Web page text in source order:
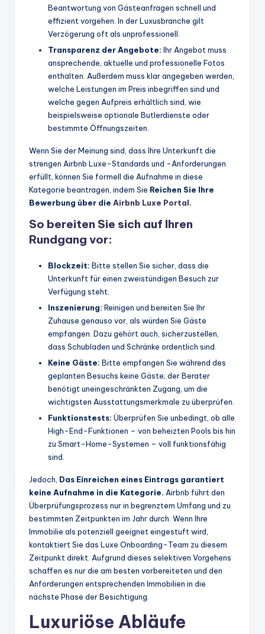
Beantwortung von Gästeanfragen schnell und
effizient vorgehen. In der Luxusbranche gilt
Verzögerung oft als unprofessionell.
Transparenz der Angebote: Ihr Angebot muss
ansprechende, aktuelle und professionelle Fotos
enthalten. Außerdem muss klar angegeben werden,
welche Leistungen im Preis inbegriffen sind und
welche gegen Aufpreis erhältlich sind, wie
beispielsweise optionale Butlerdienste oder
bestimmte Öffnungszeiten.
Wenn Sie der Meinung sind, dass Ihre Unterkunft die
strengen Airbnb Luxe-Standards und -Anforderungen
erfüllt, können Sie formell die Aufnahme in diese
Kategorie beantragen, indem Sie Reichen Sie Ihre
Bewerbung über die Airbnb Luxe Portal.
So bereiten Sie sich auf Ihren
Rundgang vor:
Blockzeit: Bitte stellen Sie sicher, dass die
Unterkunft für einen zweistündigen Besuch zur
Verfügung steht.
Inszenierung: Reinigen und bereiten Sie Ihr
Zuhause genauso vor, als würden Sie Gäste
empfangen. Dazu gehört auch, sicherzustellen,
dass Schubladen und Schränke ordentlich sind.
Keine Gäste: Bitte empfangen Sie während des
geplanten Besuchs keine Gäste; der Berater
benötigt uneingeschränkten Zugang, um die
wichtigsten Ausstattungsmerkmale zu überprüfen.
Funktionstests: Überprüfen Sie unbedingt, ob alle
High-End-Funktionen – von beheizten Pools bis hin
zu Smart-Home-Systemen – voll funktionsfähig
sind.
Jedoch, Das Einreichen eines Eintrags garantiert
keine Aufnahme in die Kategorie. Airbnb führt den
Überprüfungsprozess nur in begrenztem Umfang und zu
bestimmten Zeitpunkten im Jahr durch. Wenn Ihre
Immobilie als potenziell geeignet eingestuft wird,
kontaktiert Sie das Luxe Onboarding-Team zu diesem
Zeitpunkt direkt. Aufgrund dieses selektiven Vorgehens
schaffen es nur die am besten vorbereiteten und den
Anforderungen entsprechenden Immobilien in die
nächste Phase der Besichtigung.
Luxuriöse Abläufe